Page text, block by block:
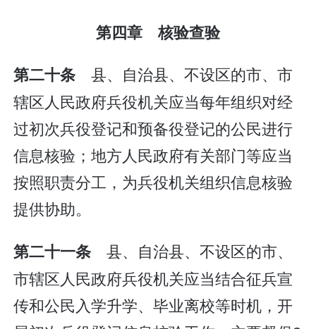
第四章 核验查验
第二十条 县、自治县、不设区的市、市
辖区人民政府兵役机关应当每年组织对经
过初次兵役登记和预备役登记的公民进行
信息核验；地方人民政府有关部门等应当
按照职责分工，为兵役机关组织信息核验
提供协助。
第二十一条 县、自治县、不设区的市、
市辖区人民政府兵役机关应当结合征兵宣
传和公民入学升学、毕业离校等时机，开